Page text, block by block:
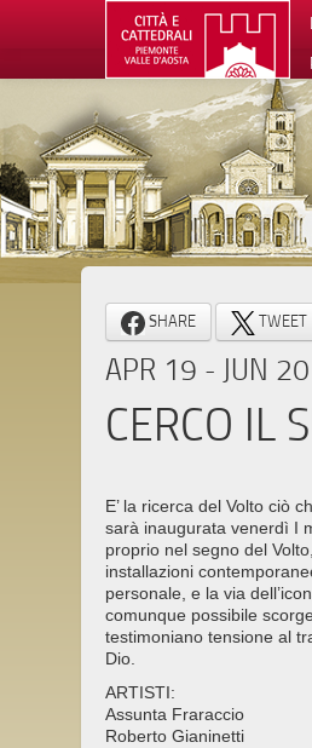
SHARE TWEET
APR 19 - JUN 20
CERCO IL
E’ la ricerca del Volto ciò
sarà inaugurata venerdì I
proprio nel segno del
installazioni
personale, e la via
comunque possibile
testimoniano tensione al
Dio.
ARTISTI:
Assunta Fraraccio
Roberto Gianinetti